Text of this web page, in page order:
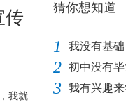
传
我就
猜你想知道
1 我没有基
2 初中没有
3 我有兴趣